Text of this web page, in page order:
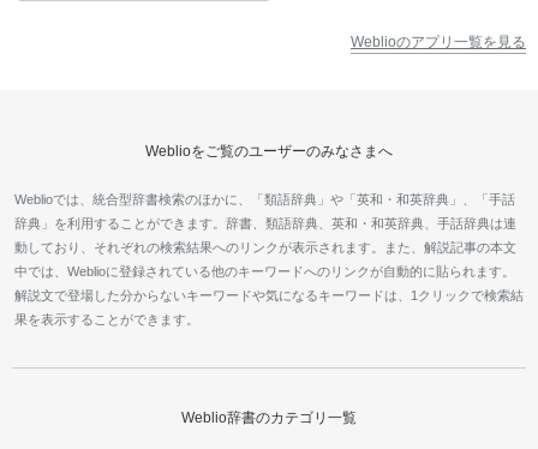
Weblioのアプリ一覧を見る
Weblioをご覧のユーザーのみなさまへ
Weblioでは、統合型辞書検索のほかに、「類語辞典」や「英和・和英辞典」、「手話
辞典」を利用することができます。辞書、類語辞典、英和・和英辞典、手話辞典は連
動しており、それぞれの検索結果へのリンクが表示されます。また、解説記事の本文
中では、Weblioに登録されている他のキーワードへのリンクが自動的に貼られます。
解説文で登場した分からないキーワードや気になるキーワードは、1クリックで検索結
果を表示することができます。
Weblio辞書のカテゴリ一覧